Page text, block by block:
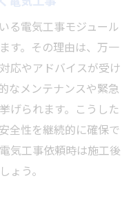
る電気工事モジュール
す。その理由は、万一
応やアドバイスが受け
なメンテナンスや緊急
げられます。こうした
全性を継続的に確保で
気工事依頼時は施工後
ょう。